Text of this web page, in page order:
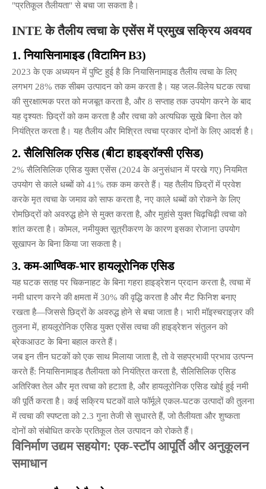
"प्रतिकूल तैलीयता" से बचा जा सकता है।
INTE के तैलीय त्वचा के एसेंस में प्रमुख सक्रिय अवयव
1. नियासिनामाइड (विटामिन B3)
2023 के एक अध्ययन में पुष्टि हुई है कि नियासिनामाइड तैलीय त्वचा के लिए
लगभग 28% तक सीबम उत्पादन को कम करता है। यह जल-विलेय घटक त्वचा
की सुरक्षात्मक परत को मजबूत करता है, और 8 सप्ताह तक उपयोग करने के बाद
यह दृश्यतः छिद्रों को कम करता है और त्वचा को अत्यधिक सूखे बिना तेल को
नियंत्रित करता है। यह तैलीय और मिश्रित त्वचा प्रकार दोनों के लिए आदर्श है।
2. सैलिसिलिक एसिड (बीटा हाइड्रॉक्सी एसिड)
2% सैलिसिलिक एसिड युक्त एसेंस (2024 के अनुसंधान में परखे गए) नियमित
उपयोग से काले धब्बों को 41% तक कम करते हैं। यह तैलीय छिद्रों में प्रवेश
करके मृत त्वचा के जमाव को साफ करता है, नए काले धब्बों को रोकने के लिए
रोमछिद्रों को अवरुद्ध होने से मुक्त करता है, और मुहांसे युक्त चिढ़चिढ़ी त्वचा को
शांत करता है। कोमल, नमीयुक्त सूत्रीकरण के कारण इसका रोजाना उपयोग
सूखापन के बिना किया जा सकता है।
3. कम-आण्विक-भार हायलूरोनिक एसिड
यह घटक सतह पर चिकनाहट के बिना गहरा हाइड्रेशन प्रदान करता है, त्वचा में
नमी धारण करने की क्षमता में 30% की वृद्धि करता है और मैट फिनिश बनाए
रखता है—जिससे छिद्रों के अवरुद्ध होने से बचा जाता है। भारी मॉइस्चराइज़र की
तुलना में, हायलूरोनिक एसिड युक्त एसेंस त्वचा की हाइड्रेशन संतुलन को
ब्रेकआउट के बिना बहाल करते हैं।
जब इन तीन घटकों को एक साथ मिलाया जाता है, तो वे सहप्रभावी प्रभाव उत्पन्न
करते हैं: नियासिनामाइड तैलीयता को नियंत्रित करता है, सैलिसिलिक एसिड
अतिरिक्त तेल और मृत त्वचा को हटाता है, और हायलूरोनिक एसिड खोई हुई नमी
की पूर्ति करता है। कई सक्रिय घटकों वाले फॉर्मूले एकल-घटक उत्पादों की तुलना
में त्वचा की स्पष्टता को 2.3 गुना तेजी से सुधारते हैं, जो तैलीयता और शुष्कता
दोनों को संबोधित करके प्रतिकूल तेल उत्पादन को रोकते हैं।
विनिर्माण उद्यम सहयोग: एक-स्टॉप आपूर्ति और अनुकूलन
समाधान